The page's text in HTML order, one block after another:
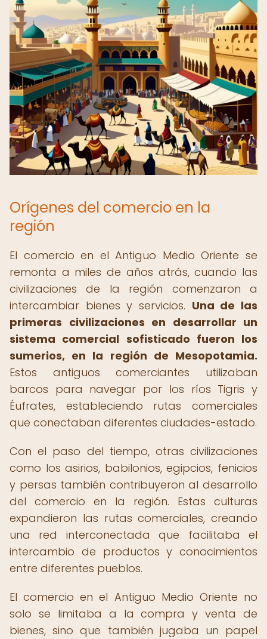
Orígenes del comercio en la
región
El comercio en el Antiguo Medio Oriente se
remonta a miles de años atrás, cuando las
civilizaciones de la región comenzaron a
intercambiar bienes y servicios. Una de las
primeras civilizaciones en desarrollar un
sistema comercial sofisticado fueron los
sumerios, en la región de Mesopotamia.
Estos antiguos comerciantes utilizaban
barcos para navegar por los ríos Tigris y
Éufrates, estableciendo rutas comerciales
que conectaban diferentes ciudades-estado.
Con el paso del tiempo, otras civilizaciones
como los asirios, babilonios, egipcios, fenicios
y persas también contribuyeron al desarrollo
del comercio en la región. Estas culturas
expandieron las rutas comerciales, creando
una red interconectada que facilitaba el
intercambio de productos y conocimientos
entre diferentes pueblos.
El comercio en el Antiguo Medio Oriente no
solo se limitaba a la compra y venta de
bienes, sino que también jugaba un papel